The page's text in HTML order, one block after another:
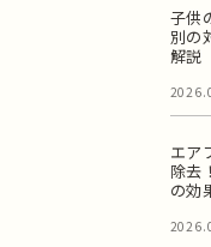
子供
別の
解説
エア
除去
の効